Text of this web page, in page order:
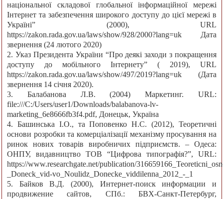
національної складової глобальної інформаційної мережі
Інтернет та забезпечення широкого доступу до цієї мережі в
Україні” (2000), URL
https://zakon.rada.gov.ua/laws/show/928/2000?lang=uk Дата
звернення (24 лютого 2020)
2. Указ Президента України “Про деякі заходи з покращення
доступу до мобільного Інтернету” ( 2019), URL
https://zakon.rada.gov.ua/laws/show/497/2019?lang=uk (Дата
звернення 14 січня 2020).
3. Балабанова Л.В. (2004) Маркетинг. URL:
file:///C:/Users/user1/Downloads/balabanova-lv-
marketing_6e8666fb3f4.pdf, Донецьк, Україна
4. Башинська І.О., та Поповенко Н.С. (2012), Теоретичні
основи розробки та комерціалізації механізму просування на
ринок нових товарів виробничих підприємств. – Одеса:
ОНПУ, видавництво ТОВ “Цифрова типографія?”, URL:
https://www.researchgate.net/publication/
_Doneck_vid-vo_Noulidz_Donecke_viddilenna_2012_-_1
5. Байков В.Д. (2000), Интернет-поиск информации и
продвижение сайтов, СПб.: БВХ-Санкт-Петербург,